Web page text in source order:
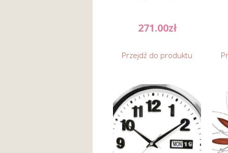
271.00zł
Przejdź do produktu